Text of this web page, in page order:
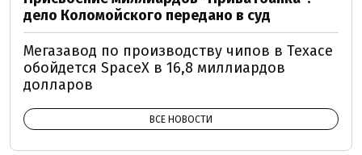
дело Коломойского передано в суд
Мегазавод по производству чипов в Техасе
обойдется SpaceX в 16,8 миллиардов
долларов
ВСЕ НОВОСТИ